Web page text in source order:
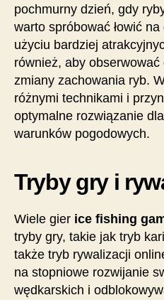
pochmurny dzień, gdy
warto spróbować łowić
użyciu bardziej
również, aby
zmiany zachowania ryb.
różnymi technikami i
optymalne rozwiązanie
warunków pogodowych.
Tryby gry i
Wiele gier ice fishing
tryby gry, takie jak tryb
także tryb rywalizacji
na stopniowe rozwijanie
wędkarskich i